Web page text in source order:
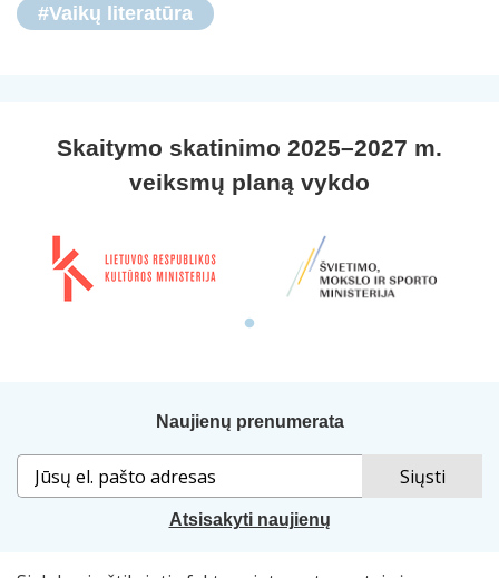
#Vaikų literatūra
Skaitymo skatinimo 2025–2027 m.
veiksmų planą vykdo
Naujienų prenumerata
Atsisakyti naujienų